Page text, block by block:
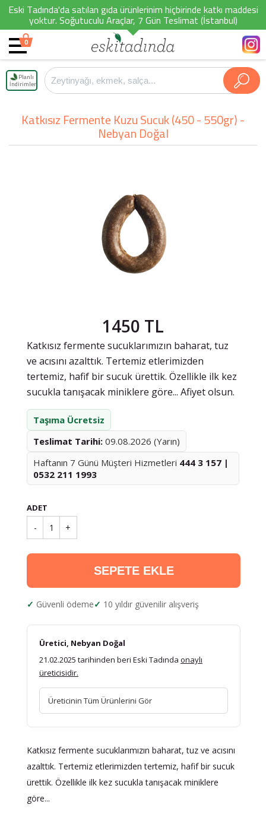
Eski Tadında'da satılan gıda ürünlerinim hiçbirinde katkı maddesi
yoktur. Soğutuculu Araçlar, 7 Gün Teslimat (İstanbul)
0
Planlı
İndirimler
Katkısız Fermente Kuzu Sucuk (450 - 550gr) -
Nebyan Doğal
1450 TL
Katkısız fermente sucuklarımızın baharat, tuz
ve acısını azalttık. Tertemiz etlerimizden
tertemiz, hafif bir sucuk ürettik. Özellikle ilk kez
sucukla tanışacak miniklere göre... Afiyet olsun.
Taşıma Ücretsiz
Teslimat Tarihi: 09.08.2026 (Yarın)
Haftanın 7 Günü Müşteri Hizmetleri 444 3 157 |
0532 211 1993
ADET
- 1 +
SEPETE EKLE
Güvenli ödeme 10 yıldır güvenilir alışveriş
Üretici, Nebyan Doğal
21.02.2025 tarihinden beri Eski Tadında onaylı
üreticisidir.
Üreticinin Tüm Ürünlerini Gör
Katkısız fermente sucuklarımızın baharat, tuz ve acısını
azalttık. Tertemiz etlerimizden tertemiz, hafif bir sucuk
ürettik. Özellikle ilk kez sucukla tanışacak miniklere
göre...